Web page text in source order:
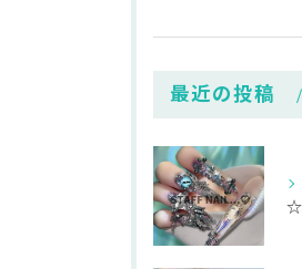
最近の投稿